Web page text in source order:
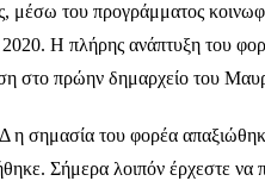
μέσω του προγράμματος
Η πλήρης ανάπτυξη του
στο πρώην δημαρχείο του
η σημασία του φορέα
Σήμερα λοιπόν έρχεστε να